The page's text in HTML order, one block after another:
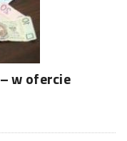
w ofercie